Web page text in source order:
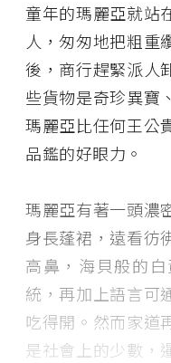
童年的瑪麗亞就站
人，匆匆地把粗重
後，商行趕緊派人
些貨物是奇珍異寶
瑪麗亞比任何王公
品鑑的好眼力。
瑪麗亞有著一頭濃
身長蓬裙，遠看彷
高鼻，海貝般的
統，再加上語言可
吃得開。然而家道
是社會上的少數，